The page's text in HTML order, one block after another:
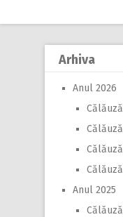
Arhiva
Anul 2026
Anul 2025